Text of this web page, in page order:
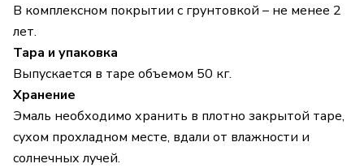
В комплексном покрытии с грунтовкой – не менее 2
лет.
Тара и упаковка
Выпускается в таре объемом 50 кг.
Хранение
Эмаль необходимо хранить в плотно закрытой таре,
сухом прохладном месте, вдали от влажности и
солнечных лучей.